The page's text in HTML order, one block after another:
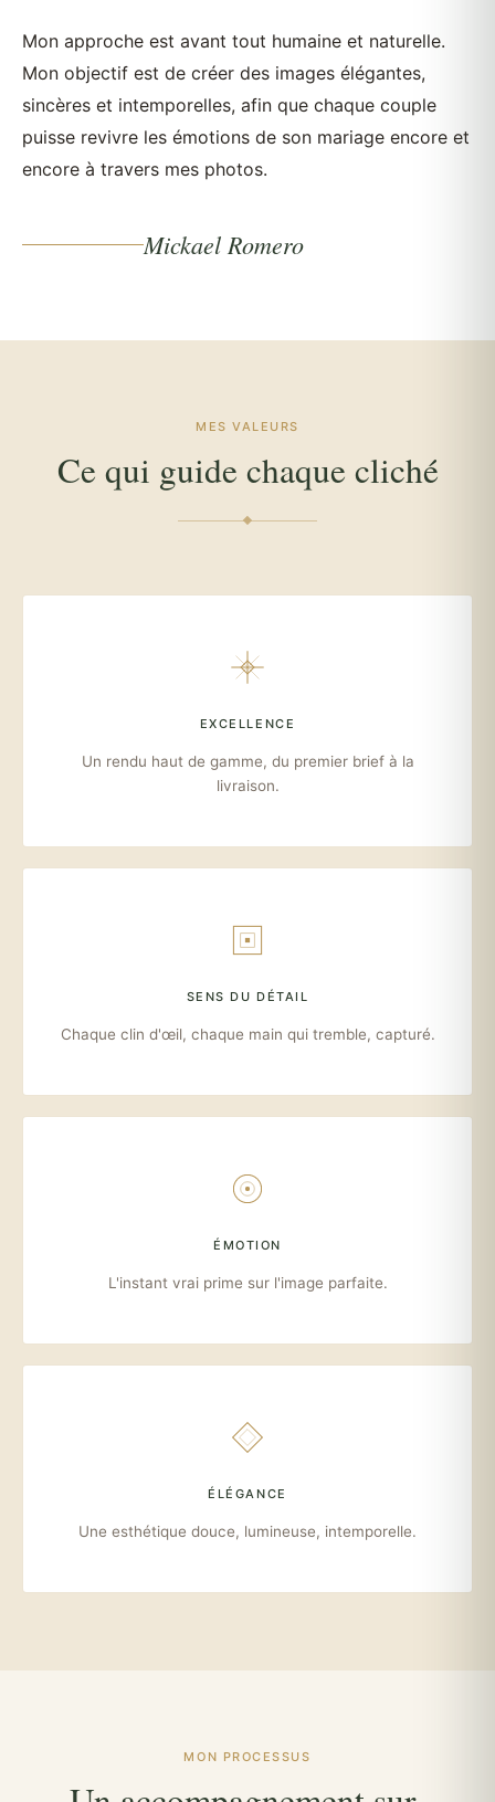
Mon approche est avant tout humaine et naturelle.
Mon objectif est de créer des images élégantes,
sincères et intemporelles, afin que chaque couple
puisse revivre les émotions de son mariage encore et
encore à travers mes photos.
Mickael Romero
MES VALEURS
Ce qui guide chaque cliché
EXCELLENCE
Un rendu haut de gamme, du premier brief à la
livraison.
SENS DU DÉTAIL
Chaque clin d'œil, chaque main qui tremble, capturé.
ÉMOTION
L'instant vrai prime sur l'image parfaite.
ÉLÉGANCE
Une esthétique douce, lumineuse, intemporelle.
MON PROCESSUS